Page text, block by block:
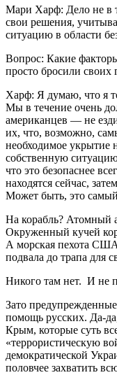
Мари Харф: Дело не
свои решения,
ситуацию в области
Вопрос: Какие
просто бросили своих
Харф: Я думаю, что я
Мы в течение очень
американцев — не
их, что, возможно,
необходимое укрытие
собственную
что это безопаснее
находятся сейчас,
Может быть, это
На корабль? Атомный
Окруженный кучей
А морская пехота США
подвала до трапа для
Никого там нет. И не
Зато
помощь русских. Да-
Крым, которые суть
«террористическую
демократической
половчее захватить